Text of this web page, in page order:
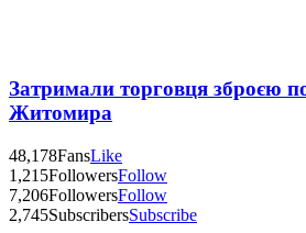
Затримали торговця зброєю
Житомира
48,178FansLike
1,215FollowersFollow
7,206FollowersFollow
2,745SubscribersSubscribe